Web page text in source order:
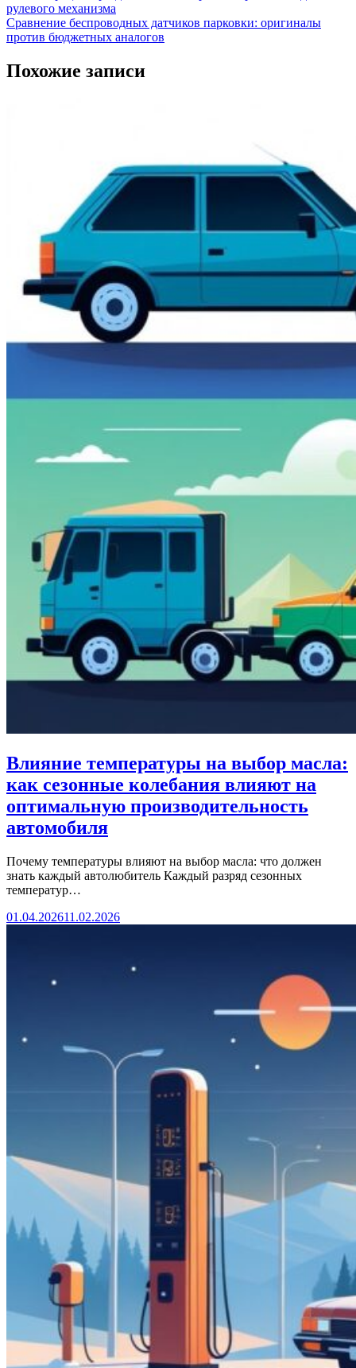
рулевого механизма
Сравнение беспроводных датчиков парковки: оригиналы
против бюджетных аналогов
Похожие записи
Влияние температуры на выбор масла:
как сезонные колебания влияют на
оптимальную производительность
автомобиля
Почему температуры влияют на выбор масла: что должен
знать каждый автолюбитель Каждый разряд сезонных
температур…
01.04.202611.02.2026